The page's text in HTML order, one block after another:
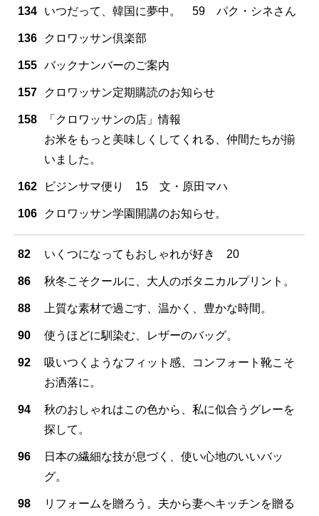
134 いつだって、韓国に夢中。 59 パク・シネさん
136 クロワッサン倶楽部
155 バックナンバーのご案内
157 クロワッサン定期購読のお知らせ
158
「クロワッサンの店」情報
お米をもっと美味しくしてくれる、仲間たちが揃
いました。
162 ビジンサマ便り 15 文・原田マハ
106 クロワッサン学園開講のお知らせ。
82 いくつになってもおしゃれが好き 20
86 秋冬こそクールに、大人のボタニカルプリント。
88 上質な素材で過ごす、温かく、豊かな時間。
90 使うほどに馴染む、レザーのバッグ。
92
吸いつくようなフィット感、コンフォート靴こそ
お洒落に。
94
秋のおしゃれはこの色から、私に似合うグレーを
探して。
96
日本の繊細な技が息づく、使い心地のいいバッ
グ。
98
リフォームを贈ろう。夫から妻へキッチンを贈る